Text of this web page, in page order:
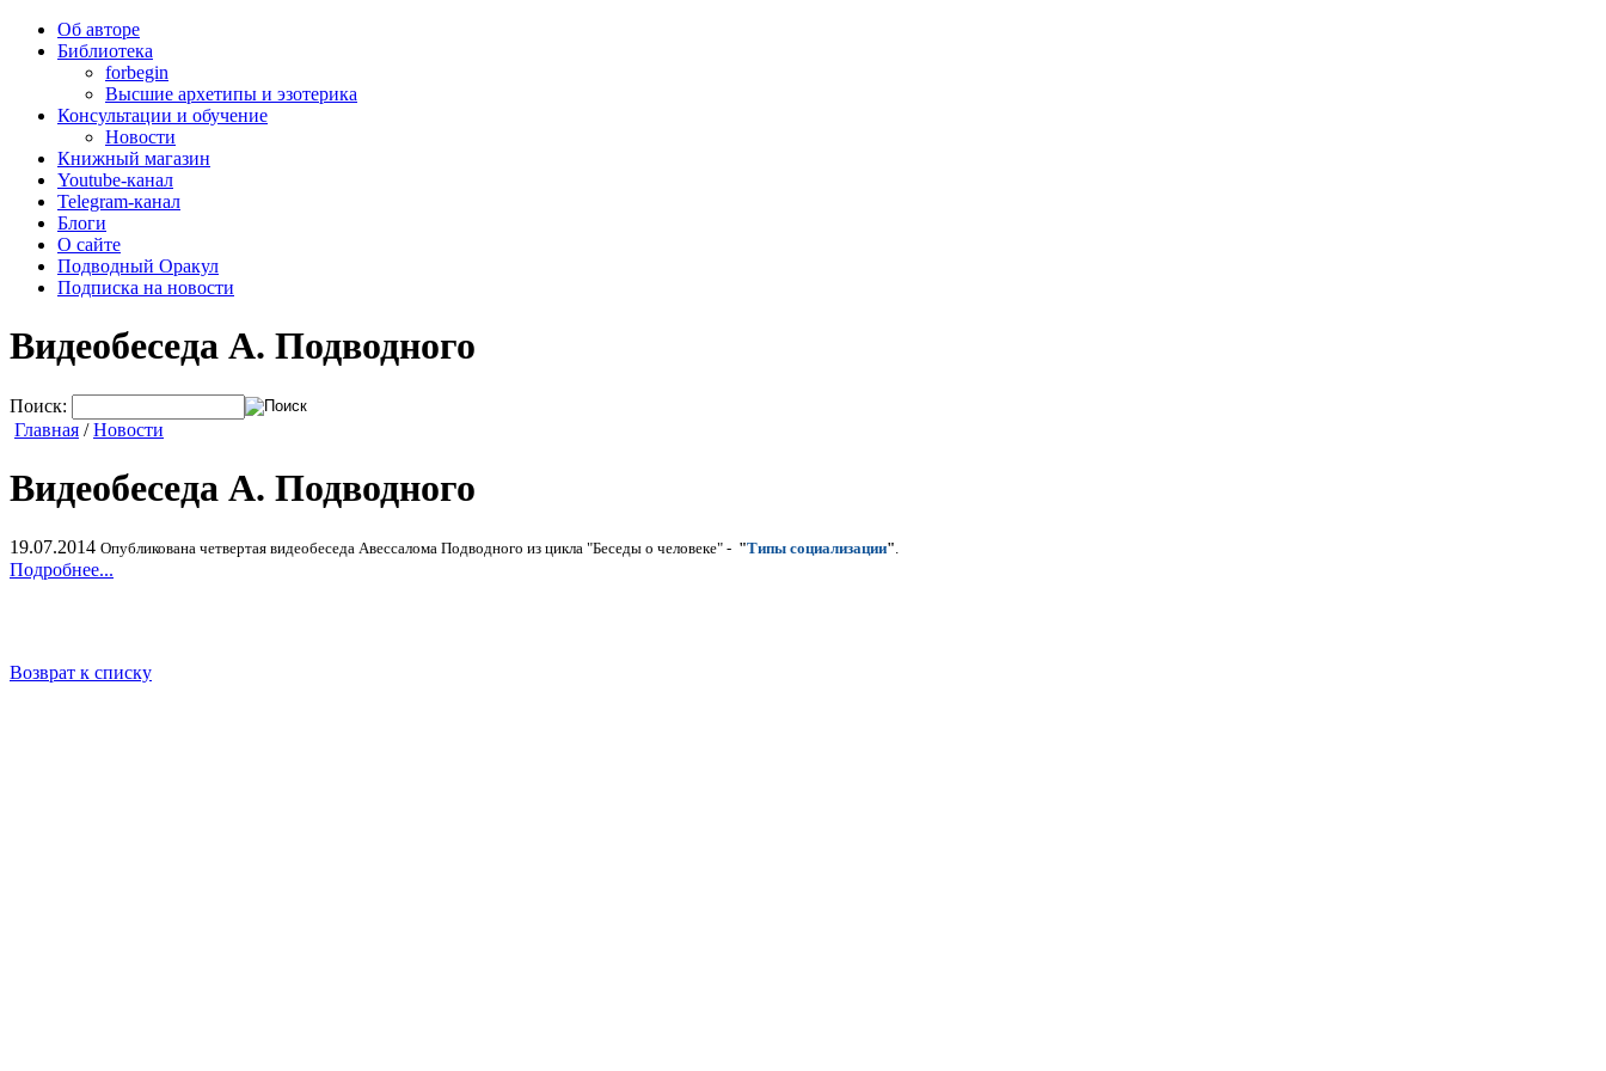
Об авторе
Библиотека
forbegin
Высшие архетипы и эзотерика
Консультации и обучение
Новости
Книжный магазин
Youtube-канал
Telegram-канал
Блоги
О сайте
Подводный Оракул
Подписка на новости
Видеобеседа А. Подводного
Поиск:
Главная /Новости
Видеобеседа А. Подводного
19.07.2014 Опубликована четвертая видеобеседа Авессалома Подводного из цикла "Беседы о человеке" - "Типы социализации"
Подробнее...
Возврат к списку